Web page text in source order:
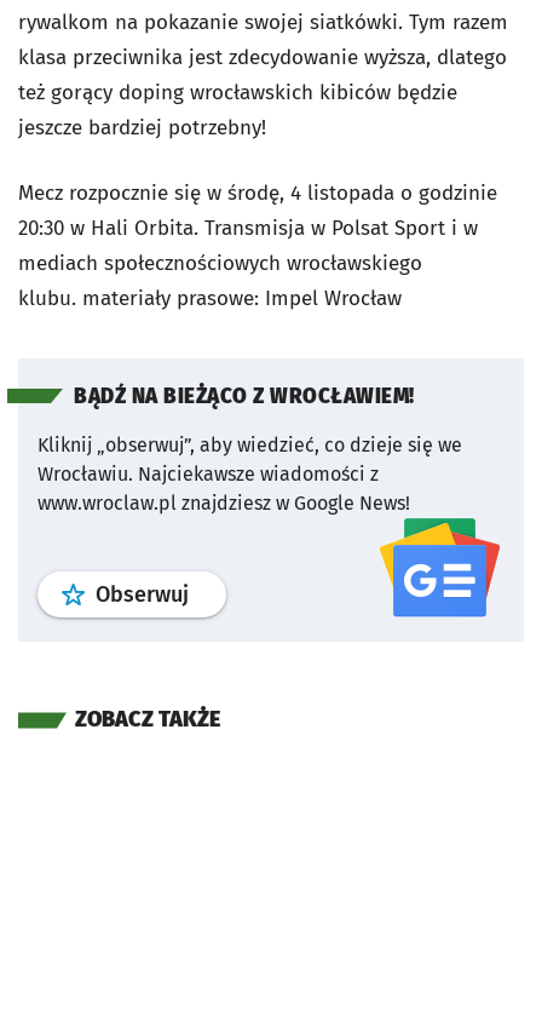
rywalkom na pokazanie swojej siatkówki. Tym razem
klasa przeciwnika jest zdecydowanie wyższa, dlatego
też gorący doping wrocławskich kibiców będzie
jeszcze bardziej potrzebny!
Mecz rozpocznie się w środę, 4 listopada o godzinie
20:30 w Hali Orbita. Transmisja w Polsat Sport i w
mediach społecznościowych wrocławskiego
klubu. materiały prasowe: Impel Wrocław
BĄDŹ NA BIEŻĄCO Z WROCŁAWIEM!
Kliknij „obserwuj”, aby wiedzieć, co dzieje się we
Wrocławiu. Najciekawsze wiadomości z
www.wroclaw.pl znajdziesz w Google News!
Obserwuj profil serwisu
ZOBACZ TAKŻE